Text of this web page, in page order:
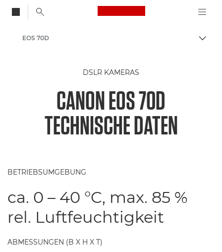
Canon Logo, back
Auf
EOS 70D
DSLR KAMERAS
CANON EOS 70D
TECHNISCHE DATEN
BETRIEBSUMGEBUNG
ca. 0 – 40 °C, max. 85 %
rel. Luftfeuchtigkeit
ABMESSUNGEN (B X H X T)